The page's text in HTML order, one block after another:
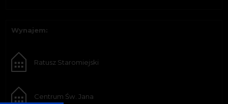
Wynajem:
Ratusz Staromiejski
Centrum Św. Jana